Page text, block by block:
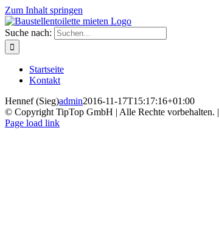
Zum Inhalt springen
Suche nach:
Startseite
Kontakt
Hennef (Sieg)admin2016-11-17T15:17:16+01:00
© Copyright TipTop GmbH | Alle Rechte vorbehalten. |
Page load link